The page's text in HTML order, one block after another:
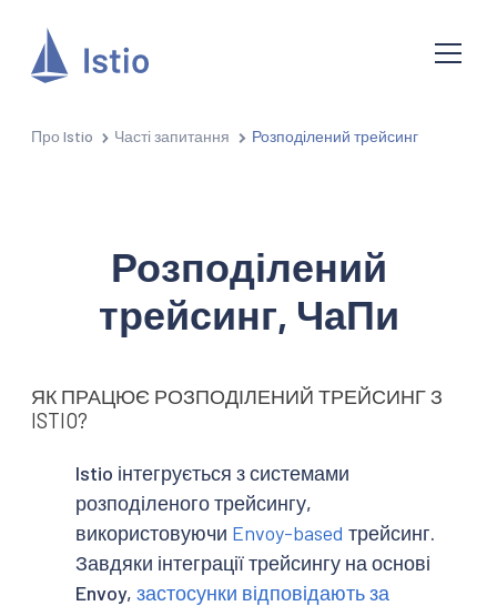
Про Istio Часті запитання Розподілений трейсинг
Розподілений
трейсинг, ЧаПи
ЯК ПРАЦЮЄ РОЗПОДІЛЕНИЙ ТРЕЙСИНГ З
ISTIO?
Istio інтегрується з системами
розподіленого трейсингу,
використовуючи Envoy-based трейсинг.
Завдяки інтеграції трейсингу на основі
Envoy, застосунки відповідають за